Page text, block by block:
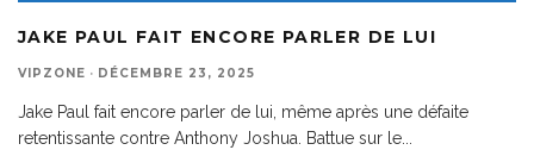
JAKE PAUL FAIT ENCORE PARLER DE LUI
VIPZONE · DÉCEMBRE 23, 2025
Jake Paul fait encore parler de lui, même après une défaite
retentissante contre Anthony Joshua. Battue sur le